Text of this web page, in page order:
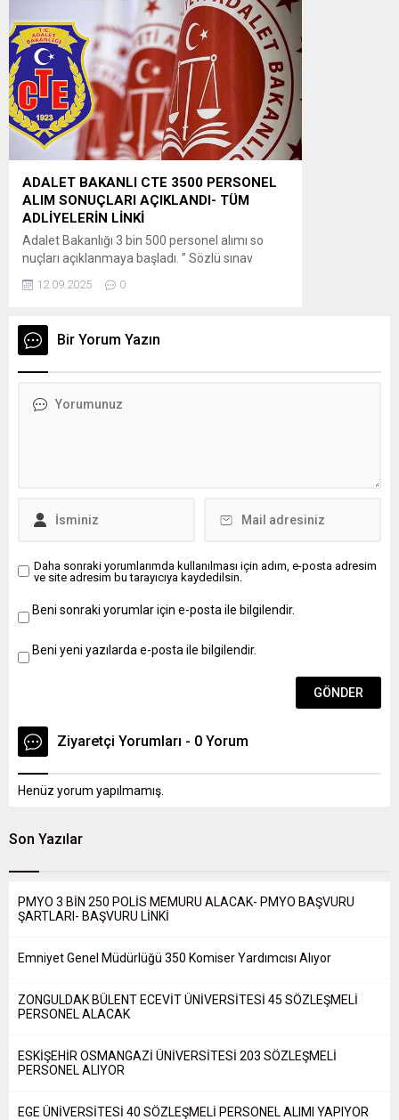
için tercihlerini, 25-30 Eylül 2025 tarihleri
arasında T.C. kimlik numarası ve şifresiyle
ÖSYM’nin https://ais.osym.gov.tr adresinden
veya ÖSYM Aday İşlemleri Mobil
Uygulaması’ndan bireysel olarak...
ADALET BAKANLI CTE 3500 PERSONEL
ALIM SONUÇLARI AÇIKLANDI- TÜM
ADLİYELERİN LİNKİ
Adalet Bakanlığı 3 bin 500 personel alımı so
nuçları açıklanmaya başladı. ” Sözlü sınav
gerektirdiği mesleki bilgi (40 puan), b) Atatürk
(20 puan), d) Bir konuyu kavrama ve ifade
yeteneği (20 puan), konularından oluşmaktadır.
12.09.2025 0
Bir Yorum Yazın
Daha sonraki yorumlarımda kullanılması için adım, e-posta adresim
ve site adresim bu tarayıcıya kaydedilsin.
Beni sonraki yorumlar için e-posta ile bilgilendir.
Beni yeni yazılarda e-posta ile bilgilendir.
Ziyaretçi Yorumları - 0 Yorum
Henüz yorum yapılmamış.
Son Yazılar
PMYO 3 BİN 250 POLİS MEMURU ALACAK- PMYO BAŞVURU
ŞARTLARI- BAŞVURU LİNKİ
Emniyet Genel Müdürlüğü 350 Komiser Yardımcısı Alıyor
ZONGULDAK BÜLENT ECEVİT ÜNİVERSİTESİ 45 SÖZLEŞMELİ
PERSONEL ALACAK
ESKİŞEHİR OSMANGAZİ ÜNİVERSİTESİ 203 SÖZLEŞMELİ
PERSONEL ALIYOR
EGE ÜNİVERSİTESİ 40 SÖZLEŞMELİ PERSONEL ALIMI YAPIYOR